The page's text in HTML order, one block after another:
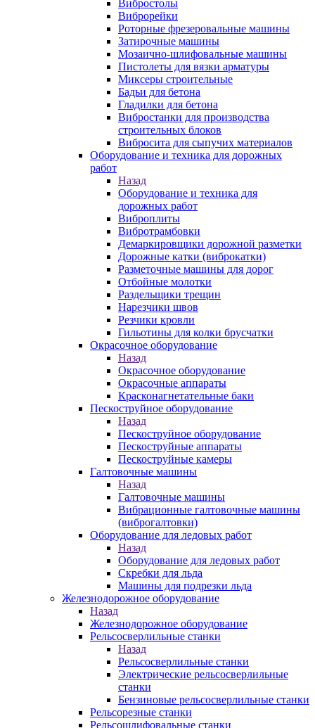
Вибростолы
Виброрейки
Роторные фрезеровальные машины
Затирочные машины
Мозаично-шлифовальные машины
Пистолеты для вязки арматуры
Миксеры строительные
Бадьи для бетона
Гладилки для бетона
Вибростанки для производства
строительных блоков
Вибросита для сыпучих материалов
Оборудование и техника для дорожных
работ
Назад
Оборудование и техника для
дорожных работ
Виброплиты
Вибротрамбовки
Демаркировщики дорожной разметки
Дорожные катки (виброкатки)
Разметочные машины для дорог
Отбойные молотки
Раздельщики трещин
Нарезчики швов
Резчики кровли
Гильотины для колки брусчатки
Окрасочное оборудование
Назад
Окрасочное оборудование
Окрасочные аппараты
Красконагнетательные баки
Пескоструйное оборудование
Назад
Пескоструйное оборудование
Пескоструйные аппараты
Пескоструйные камеры
Галтовочные машины
Назад
Галтовочные машины
Вибрационные галтовочные машины
(виброгалтовки)
Оборудование для ледовых работ
Назад
Оборудование для ледовых работ
Скребки для льда
Машины для подрезки льда
Железнодорожное оборудование
Назад
Железнодорожное оборудование
Рельсосверлильные станки
Назад
Рельсосверлильные станки
Электрические рельсосверлильные
станки
Бензиновые рельсосверлильные станки
Рельсорезные станки
Рельсошлифовальные станки